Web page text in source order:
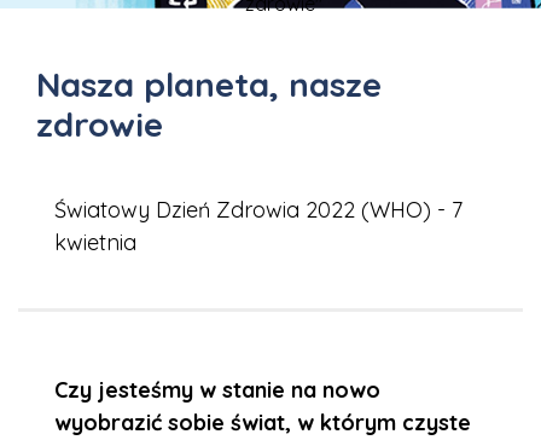
Nasza planeta, nasze
zdrowie
Światowy Dzień Zdrowia 2022 (WHO) - 7
kwietnia
Czy jesteśmy w stanie na nowo
wyobrazić sobie świat, w którym czyste